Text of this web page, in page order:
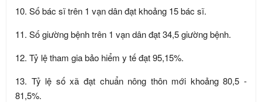
10. Số bác sĩ trên 1 vạn dân đạt khoảng 15 bác sĩ.
11. Số giường bệnh trên 1 vạn dân đạt 34,5 giường bệnh.
12. Tỷ lệ tham gia bảo hiểm y tế đạt 95,15%.
13. Tỷ lệ số xã đạt chuẩn nông thôn mới khoảng 80,5 -
81,5%.